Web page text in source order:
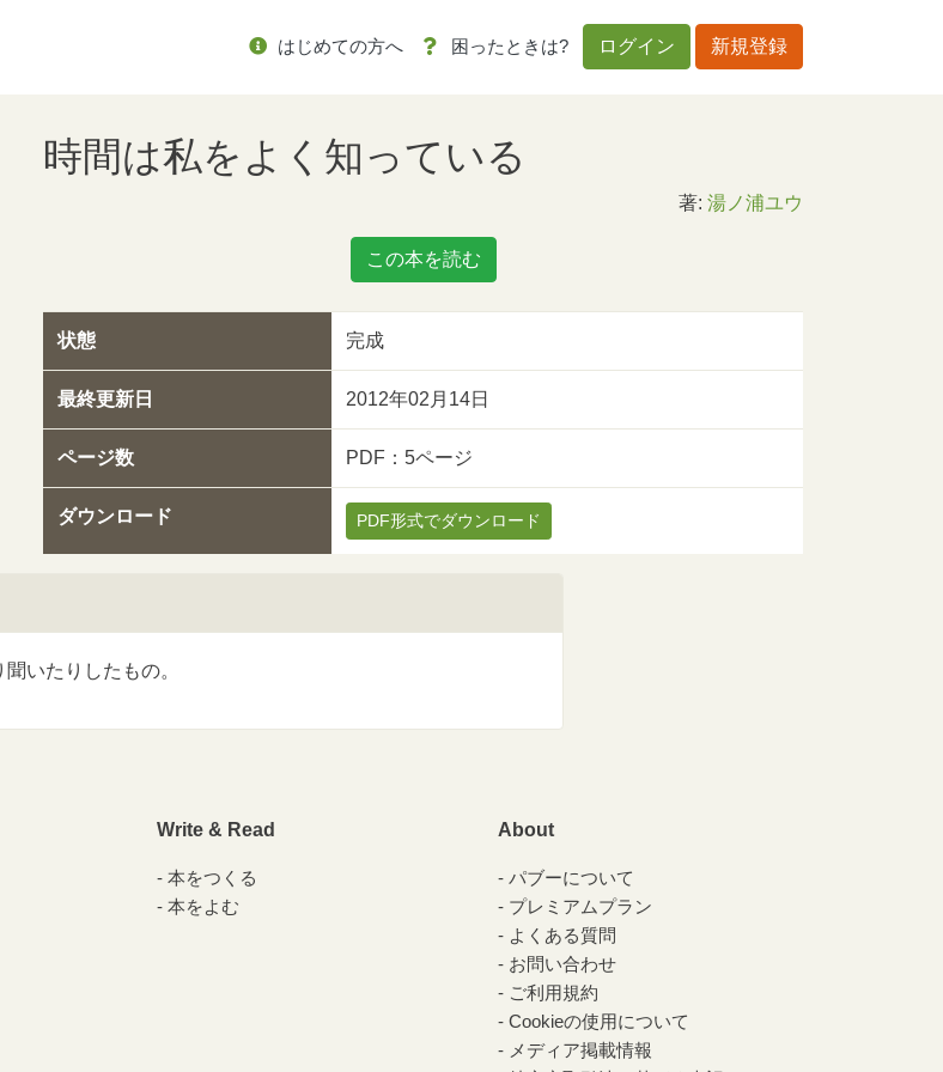
はじめての方へ 困ったときは? ログイン 新規登録
時間は私をよく知っている
著: 湯ノ浦ユウ
この本を読む
状態 完成
最終更新日 2012年02月14日
ページ数 PDF：5ページ
ダウンロード PDF形式でダウンロード
いたりしたもの。
Write & Read
本をつくる
本をよむ
About
パブーについて
プレミアムプラン
よくある質問
お問い合わせ
ご利用規約
Cookieの使用について
メディア掲載情報